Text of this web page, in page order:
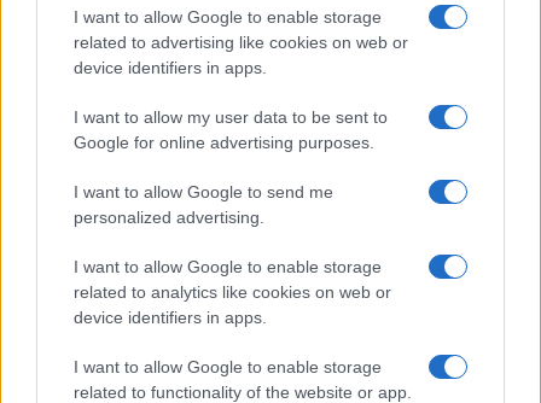
I want to allow Google to enable storage
related to advertising like cookies on web or
device identifiers in apps.
I want to allow my user data to be sent to
Google for online advertising purposes.
I want to allow Google to send me
personalized advertising.
I want to allow Google to enable storage
related to analytics like cookies on web or
device identifiers in apps.
I want to allow Google to enable storage
related to functionality of the website or app.
Francesco Guccini: la Rai ricorda il grande cantautore
Cristian Castiglioni · 9 Ago 2026